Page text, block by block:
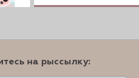
на рыссылку: